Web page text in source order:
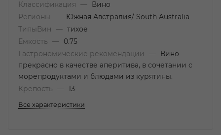
Классификация —
Вино
Регионы
—
Южная Австралия/ South Australia
ТипыВин
— тихое
Емкость
—
0.75
Гастрономические рекомендации
—
Вино
прекрасно в качестве аперитива, в сочетании с
морепродуктами и блюдами из курятины.
Крепость
— 13
Все характеристики